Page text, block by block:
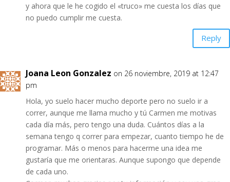
y ahora que le he cogido el «truco» me cuesta los días que
no puedo cumplir me cuesta.
Reply
Joana Leon Gonzalez on 26 noviembre, 2019 at 12:47
pm
Hola, yo suelo hacer mucho deporte pero no suelo ir a
correr, aunque me llama mucho y tú Carmen me motivas
cada día más, pero tengo una duda. Cuántos días a la
semana tengo q correr para empezar, cuanto tiempo he de
programar. Más o menos para hacerme una idea me
gustaría que me orientaras. Aunque supongo que depende
de cada uno.